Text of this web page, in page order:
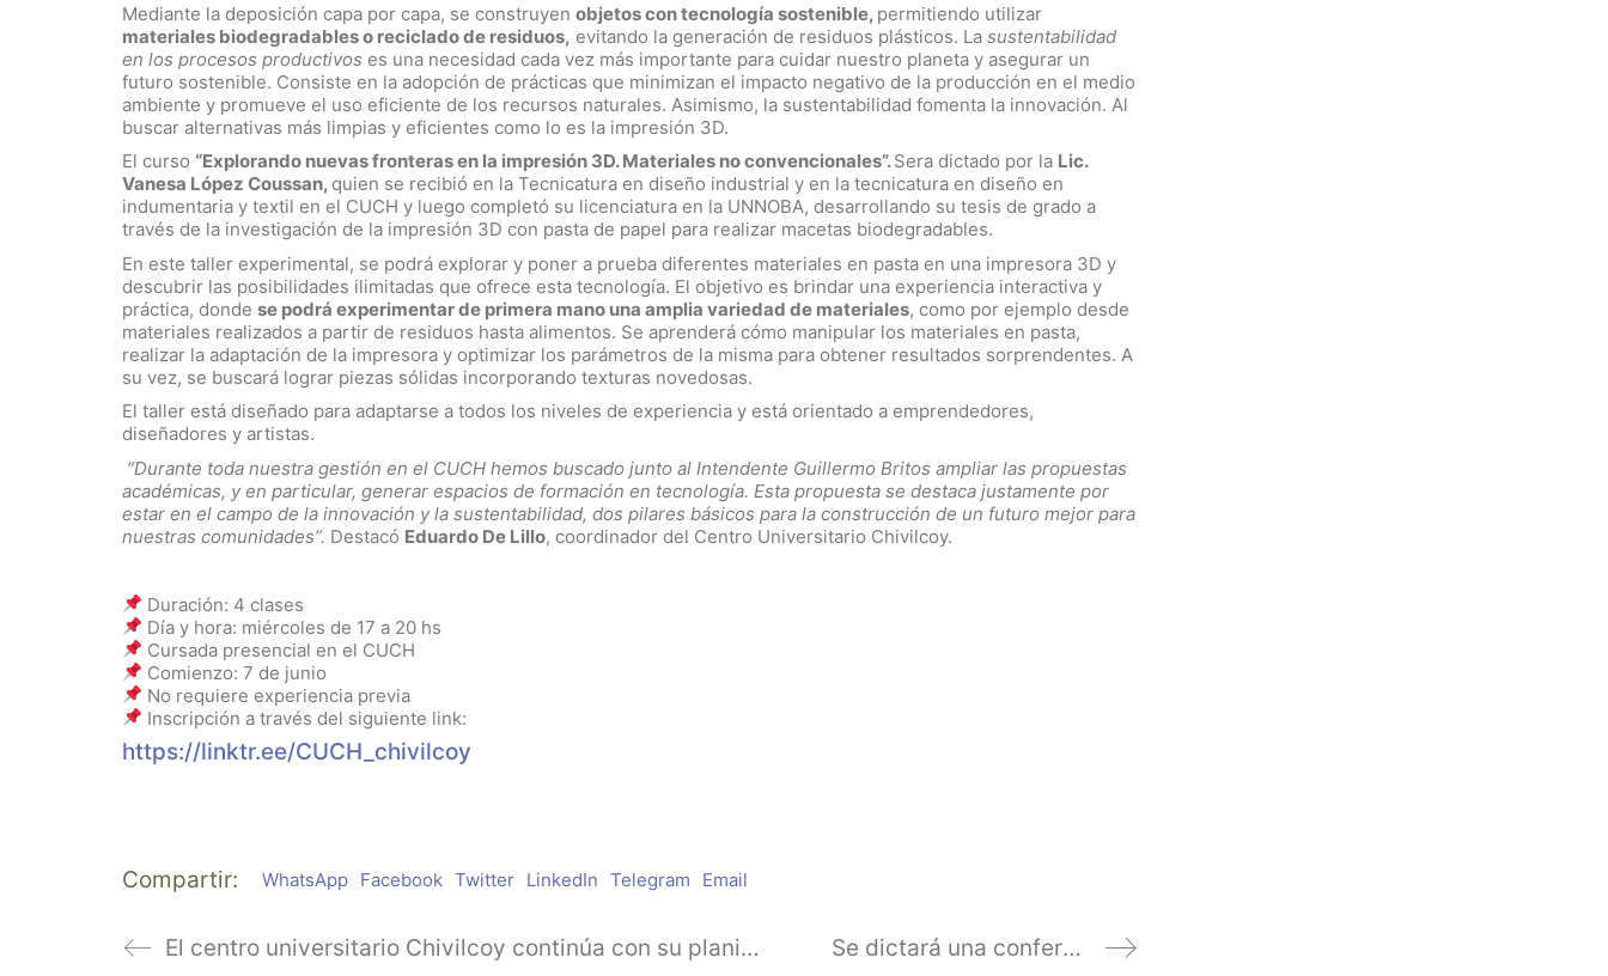
Mediante la deposición capa por capa, se construyen objetos con tecnología sostenible, permitiendo utilizar
materiales biodegradables o reciclado de residuos, evitando la generación de residuos plásticos. La sustentabilidad
en los procesos productivos es una necesidad cada vez más importante para cuidar nuestro planeta y asegurar un
futuro sostenible. Consiste en la adopción de prácticas que minimizan el impacto negativo de la producción en el medio
ambiente y promueve el uso eficiente de los recursos naturales. Asimismo, la sustentabilidad fomenta la innovación. Al
buscar alternativas más limpias y eficientes como lo es la impresión 3D.
El curso “Explorando nuevas fronteras en la impresión 3D. Materiales no convencionales”.Sera dictado por la Lic.
Vanesa López Coussan, quien se recibió en la Tecnicatura en diseño industrial y en la tecnicatura en diseño en
indumentaria y textil en el CUCH y luego completó su licenciatura en la UNNOBA, desarrollando su tesis de grado a
través de la investigación de la impresión 3D con pasta de papel para realizar macetas biodegradables.
En este taller experimental, se podrá explorar y poner a prueba diferentes materiales en pasta en una impresora 3D y
descubrir las posibilidades ilimitadas que ofrece esta tecnología. El objetivo es brindar una experiencia interactiva y
práctica, donde se podrá experimentar de primera mano una amplia variedad de materiales, como por ejemplo desde
materiales realizados a partir de residuos hasta alimentos. Se aprenderá cómo manipular los materiales en pasta,
realizar la adaptación de la impresora y optimizar los parámetros de la misma para obtener resultados sorprendentes. A
su vez, se buscará lograr piezas sólidas incorporando texturas novedosas.
El taller está diseñado para adaptarse a todos los niveles de experiencia y está orientado a emprendedores,
diseñadores y artistas.
“Durante toda nuestra gestión en el CUCH hemos buscado junto al Intendente Guillermo Britos ampliar las propuestas
académicas, y en particular, generar espacios de formación en tecnología. Esta propuesta se destaca justamente por
estar en el campo de la innovación y la sustentabilidad, dos pilares básicos para la construcción de un futuro mejor para
nuestras comunidades”. Destacó Eduardo De Lillo, coordinador del Centro Universitario Chivilcoy.
Duración: 4 clases
Día y hora: miércoles de 17 a 20 hs
Cursada presencial en el CUCH
Comienzo: 7 de junio
No requiere experiencia previa
Inscripción a través del siguiente link:
https://linktr.ee/CUCH_chivilcoy
Compartir: WhatsApp Facebook Twitter LinkedIn Telegram Email
El centro universitario Chivilcoy continúa con su planificación de actividades de extensión para el año 2023 Se dictará una conferencia sobre Ciencia de Datos